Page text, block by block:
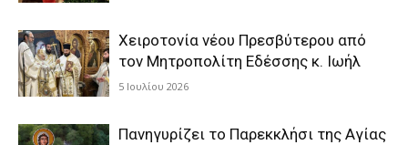
Χειροτονία νέου Πρεσβύτερου από
τον Μητροπολίτη Εδέσσης κ. Ιωήλ
5 Ιουλίου 2026
Πανηγυρίζει το Παρεκκλήσι της Αγίας